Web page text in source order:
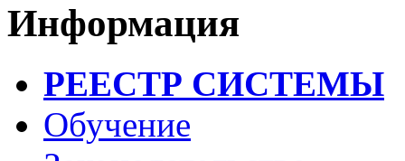
Информация
РЕЕСТР СИСТЕМЫ
Обучение